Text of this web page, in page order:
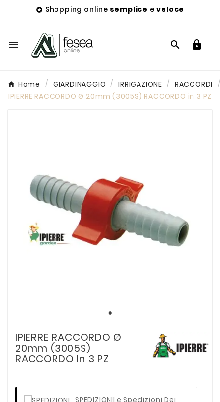
 Shopping online semplice eveloce
  
Home GIARDINAGGIO IRRIGAZIONE
RACCORDI
IPIERRE RACCORDO Ø 20mm (3005S) RACCORDO in 3 PZ
IPIERRE RACCORDO Ø
20mm (3005S)
RACCORDO In 3 PZ
SPEDIZIONILe Spedizioni Dei